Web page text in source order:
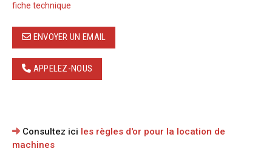
fiche technique
ENVOYER UN EMAIL
APPELEZ-NOUS
Consultez ici les règles d'or pour la location de
machines